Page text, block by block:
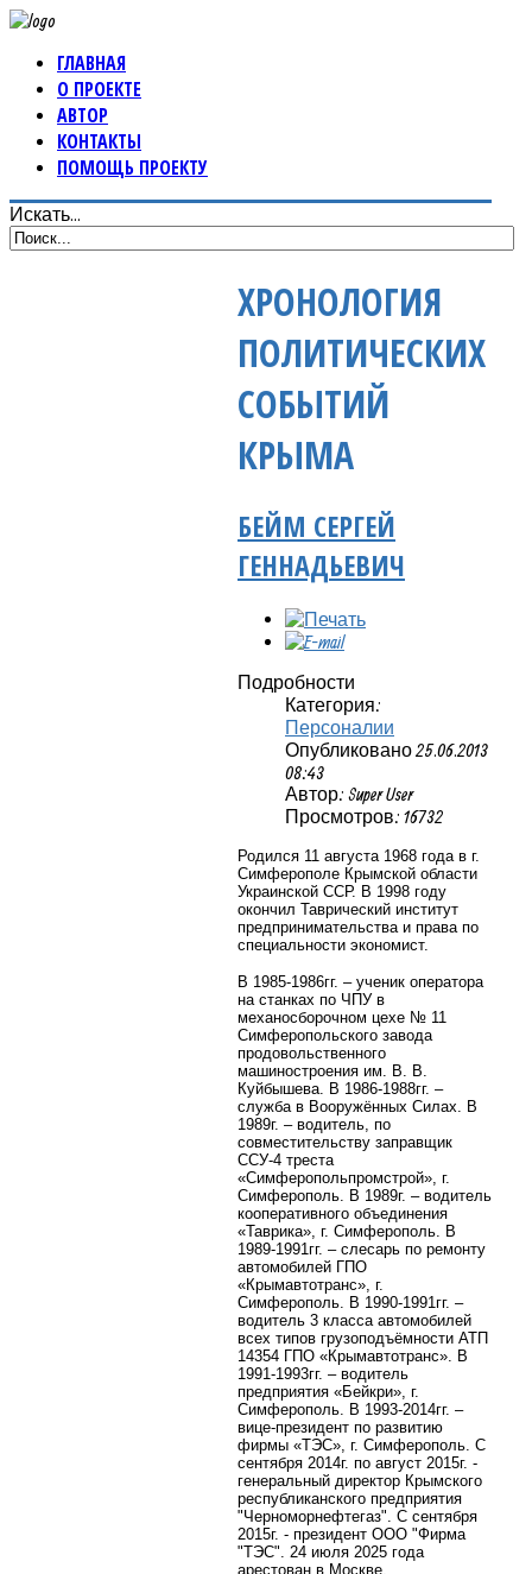
ГЛАВНАЯ
О ПРОЕКТЕ
АВТОР
КОНТАКТЫ
ПОМОЩЬ ПРОЕКТУ
Искать...
ХРОНОЛОГИЯ
ПОЛИТИЧЕСКИХ
СОБЫТИЙ
КРЫМА
БЕЙМ СЕРГЕЙ
ГЕННАДЬЕВИЧ
Подробности
Категория:
Персоналии
Опубликовано 25.06.2013
08:43
Автор: Super User
Просмотров: 16732
Родился 11 августа 1968 года в г.
Симферополе Крымской области
Украинской ССР. В 1998 году
окончил Таврический институт
предпринимательства и права по
специальности экономист.
В 1985-1986гг. – ученик оператора
на станках по ЧПУ в
механосборочном цехе № 11
Симферопольского завода
продовольственного
машиностроения им. В. В.
Куйбышева. В 1986-1988гг. –
служба в Вооружённых Силах. В
1989г. – водитель, по
совместительству заправщик
ССУ-4 треста
«Симферопольпромстрой», г.
Симферополь. В 1989г. – водитель
кооперативного объединения
«Таврика», г. Симферополь. В
1989-1991гг. – слесарь по ремонту
автомобилей ГПО
«Крымавтотранс», г.
Симферополь. В 1990-1991гг. –
водитель 3 класса автомобилей
всех типов грузоподъёмности АТП
14354 ГПО «Крымавтотранс». В
1991-1993гг. – водитель
предприятия «Бейкри», г.
Симферополь. В 1993-2014гг. –
вице-президент по развитию
фирмы «ТЭС», г. Симферополь. С
сентября 2014г. по август 2015г. -
генеральный директор Крымского
республиканского предприятия
"Черноморнефтегаз". С сентября
2015г. - президент ООО "Фирма
"ТЭС". 24 июля 2025 года
арестован в Москве.